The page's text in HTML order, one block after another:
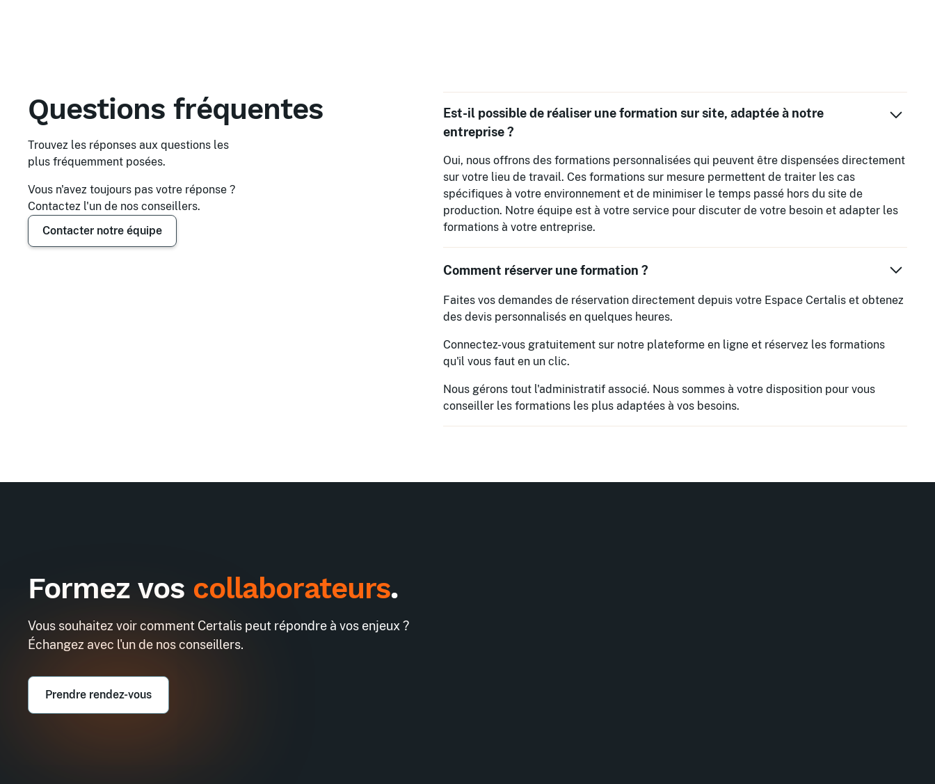
Questions fréquentes
Trouvez les réponses aux questions les
plus fréquemment posées.
Vous n'avez toujours pas votre réponse ?
Contactez l'un de nos conseillers.
Contacter notre équipe
Est-il possible de réaliser une formation sur site, adaptée à notre
entreprise ?
Oui, nous offrons des formations personnalisées qui peuvent être dispensées directement
sur votre lieu de travail. Ces formations sur mesure permettent de traiter les cas
spécifiques à votre environnement et de minimiser le temps passé hors du site de
production. Notre équipe est à votre service pour discuter de votre besoin et adapter les
formations à votre entreprise.
Comment réserver une formation ?
Faites vos demandes de réservation directement depuis votre Espace Certalis et obtenez
des devis personnalisés en quelques heures.
Connectez-vous gratuitement sur notre plateforme en ligne et réservez les formations
qu'il vous faut en un clic.
Nous gérons tout l'administratif associé. Nous sommes à votre disposition pour vous
conseiller les formations les plus adaptées à vos besoins.
Formez vos collaborateurs.
Vous souhaitez voir comment Certalis peut répondre à vos enjeux ?
Échangez avec l'un de nos conseillers.
Prendre rendez-vous